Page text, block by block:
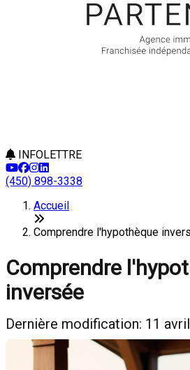
INFOLETTRE
(450) 898-3338
Accueil
Comprendre l'hypothèque
Comprendre
inversée
Dernière modification: 11